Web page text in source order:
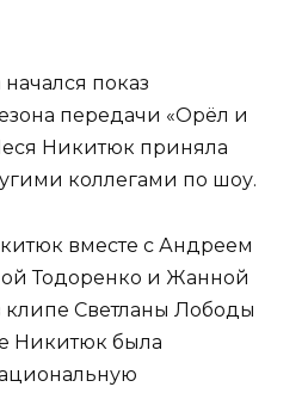
показ
передачи «Орёл и
Никитюк приняла
коллегами по шоу.
вместе с Андреем
Тодоренко и Жанной
клипе Светланы Лободы
Никитюк была